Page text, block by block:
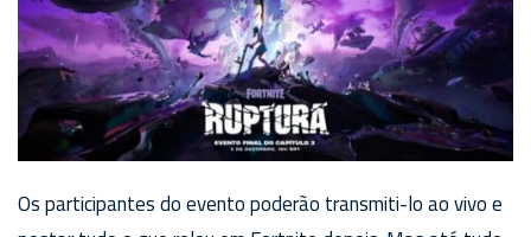
Os participantes do evento poderão transmiti-lo ao vivo e